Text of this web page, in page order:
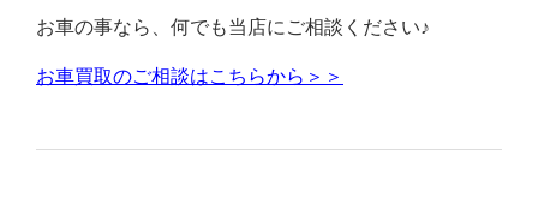
お車の事なら、何でも当店にご相談ください♪
お車買取のご相談はこちらから＞＞